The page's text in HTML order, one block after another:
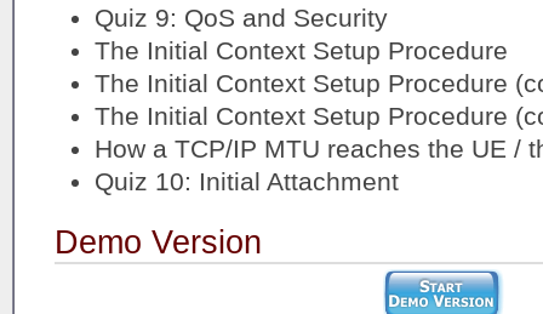
Quiz 9: QoS and Security
The Initial Context Setup Procedure
The Initial Context Setup Procedure
The Initial Context Setup Procedure
How a TCP/IP MTU reaches the UE /
Quiz 10: Initial Attachment
Demo Version